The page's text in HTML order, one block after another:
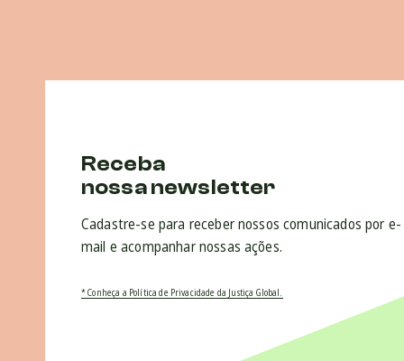
Receba
nossa newsletter
Cadastre-se para receber nossos comunicados por e-
mail e acompanhar nossas ações.
* Conheça a Política de Privacidade da Justiça Global.